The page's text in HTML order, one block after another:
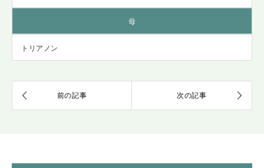
母
トリアノン